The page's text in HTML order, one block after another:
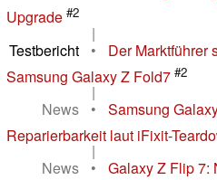
Upgrade #2
|
Testbericht
•
Der Marktführer
Samsung Galaxy Z Fold7 #2
|
News
•
Samsung
Reparierbarkeit laut iFixit-
|
News
•
Galaxy Z Flip 7: